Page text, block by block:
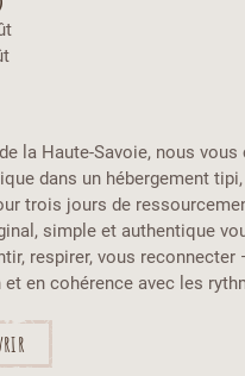
la Haute-Savoie, nous vous
dans un hébergement
trois jours de
simple et authentique
respirer, vous reconnecter
en cohérence avec les